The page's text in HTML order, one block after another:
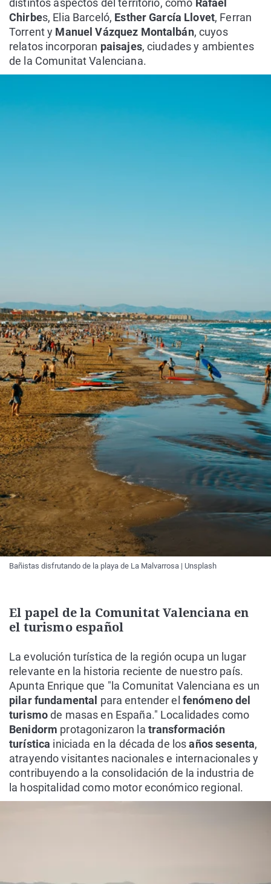
distintos aspectos del territorio, como Rafael
Chirbes, Elia Barceló, Esther García Llovet, Ferran
Torrent y Manuel Vázquez Montalbán, cuyos
relatos incorporan paisajes, ciudades y ambientes
de la Comunitat Valenciana.
Bañistas disfrutando de la playa de La Malvarrosa | Unsplash
El papel de la Comunitat Valenciana en
el turismo español
La evolución turística de la región ocupa un lugar
relevante en la historia reciente de nuestro país.
Apunta Enrique que "la Comunitat Valenciana es un
pilar fundamental para entender el fenómeno del
turismode masas en España." Localidades como
Benidorm protagonizaron la transformación
turística iniciada en la década de losaños sesenta,
atrayendo visitantes nacionales e internacionales y
contribuyendo a la consolidación de la industria de
la hospitalidad como motor económico regional.